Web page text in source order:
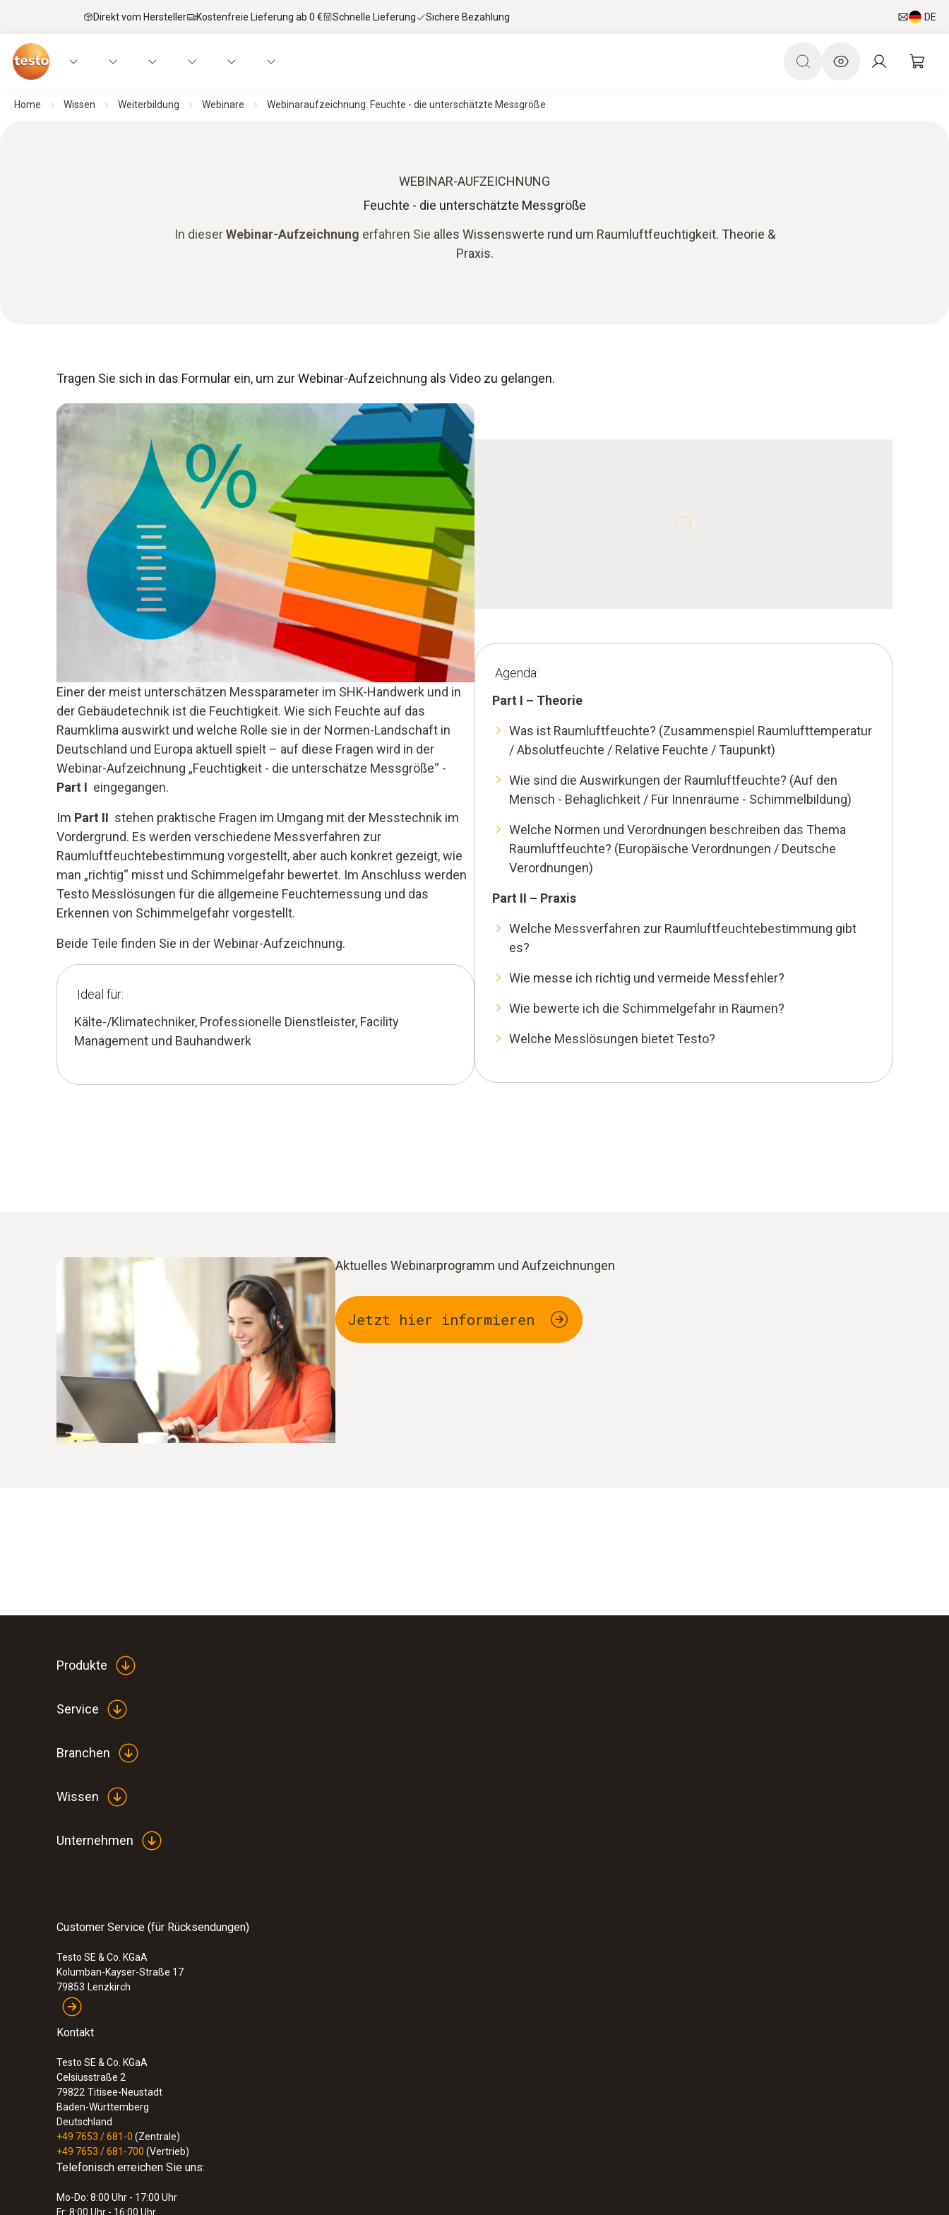
Direkt vom Hersteller Kostenfreie Lieferung ab 0 € Schnelle Lieferung Sichere Bezahlung DE
Home Wissen Weiterbildung Webinare Webinaraufzeichnung: Feuchte - die unterschätzte Messgröße
WEBINAR-AUFZEICHNUNG
Feuchte - die unterschätzte Messgröße
In dieserWebinar-Aufzeichnung erfahren Sie alles Wissenswerte rund um Raumluftfeuchtigkeit. Theorie &
Praxis.
Tragen Sie sich in das Formular ein, um zur Webinar-Aufzeichnung als Video zu gelangen.
Einer der meist unterschätzen Messparameter im SHK-Handwerk und in
der Gebäudetechnik ist die Feuchtigkeit. Wie sich Feuchte auf das
Raumklima auswirkt und welche Rolle sie in der Normen-Landschaft in
Deutschland und Europa aktuell spielt – auf diese Fragen wird in der
Webinar-Aufzeichnung „Feuchtigkeit - die unterschätze Messgröße“ -
Part I eingegangen.
Im Part II stehen praktische Fragen im Umgang mit der Messtechnik im
Vordergrund. Es werden verschiedene Messverfahren zur
Raumluftfeuchtebestimmung vorgestellt, aber auch konkret gezeigt, wie
man „richtig“ misst und Schimmelgefahr bewertet. Im Anschluss werden
Testo Messlösungen für die allgemeine Feuchtemessung und das
Erkennen von Schimmelgefahr vorgestellt.
Beide Teile finden Sie in der Webinar-Aufzeichnung.
Ideal für:
Kälte-/Klimatechniker, Professionelle Dienstleister, Facility
Management und Bauhandwerk
Agenda:
Part I – Theorie
Was ist Raumluftfeuchte? (Zusammenspiel Raumlufttemperatur
/ Absolutfeuchte / Relative Feuchte / Taupunkt)
Wie sind die Auswirkungen der Raumluftfeuchte? (Auf den
Mensch - Behaglichkeit / Für Innenräume - Schimmelbildung)
Welche Normen und Verordnungen beschreiben das Thema
Raumluftfeuchte? (Europäische Verordnungen / Deutsche
Verordnungen)
Part II – Praxis
Welche Messverfahren zur Raumluftfeuchtebestimmung gibt
es?
Wie messe ich richtig und vermeide Messfehler?
Wie bewerte ich die Schimmelgefahr in Räumen?
Welche Messlösungen bietet Testo?
Aktuelles Webinarprogramm und Aufzeichnungen
Jetzt hier informieren
Produkte
Service
Branchen
Wissen
Unternehmen
Customer Service (für Rücksendungen)
Testo SE & Co. KGaA
Kolumban-Kayser-Straße 17
79853 Lenzkirch
Kontakt
Testo SE & Co. KGaA
Celsiusstraße 2
79822 Titisee-Neustadt
Baden-Württemberg
Deutschland
+49 7653 / 681-0 (Zentrale)
+49 7653 / 681-700 (Vertrieb)
Telefonisch erreichen Sie uns:
Mo-Do: 8:00 Uhr - 17:00 Uhr
Fr: 8:00 Uhr - 16:00 Uhr